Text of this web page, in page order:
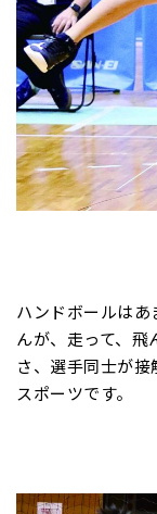
ハンドボールは
んが、走って、飛
さ、選手同士が
スポーツです。